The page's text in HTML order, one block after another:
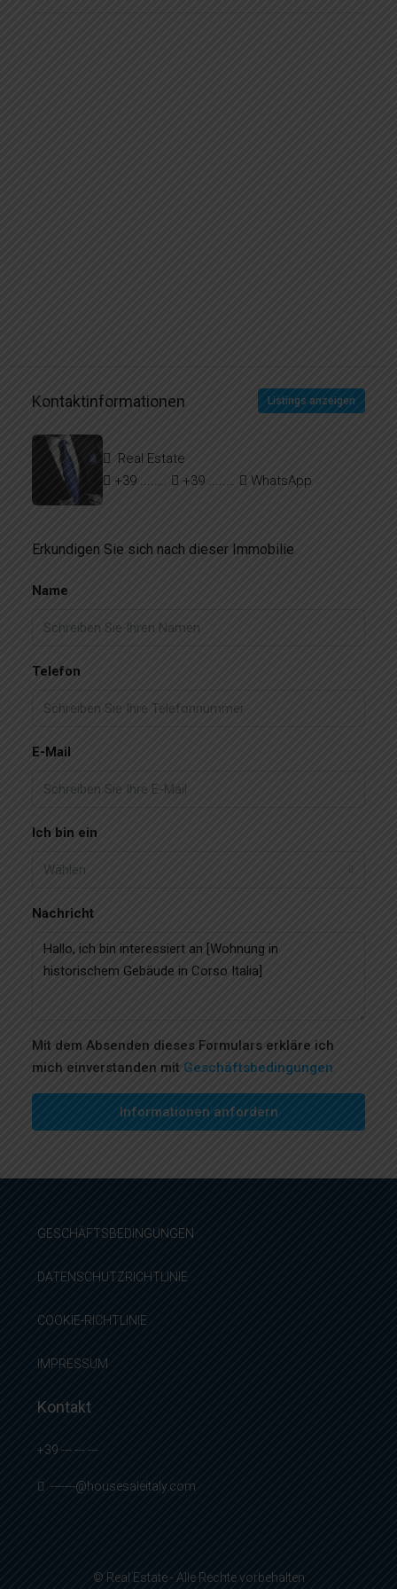
Kontaktinformationen Listings anzeigen
Real Estate
+39 ..... ..... ......
+39 ....... ....... ....... WhatsApp
Erkundigen Sie sich nach dieser Immobilie
Name
Telefon
E-Mail
Ich bin ein
Wählen
Nachricht
Mit dem Absenden dieses Formulars erkläre ich
mich einverstanden mit Geschäftsbedingungen
Informationen anfordern
GESCHÄFTSBEDINGUNGEN
DATENSCHUTZRICHTLINIE
COOKIE-RICHTLINIE
IMPRESSUM
Kontakt
+39 --- --- ---
-------@housesaleitaly.com
© Real Estate - Alle Rechte vorbehalten